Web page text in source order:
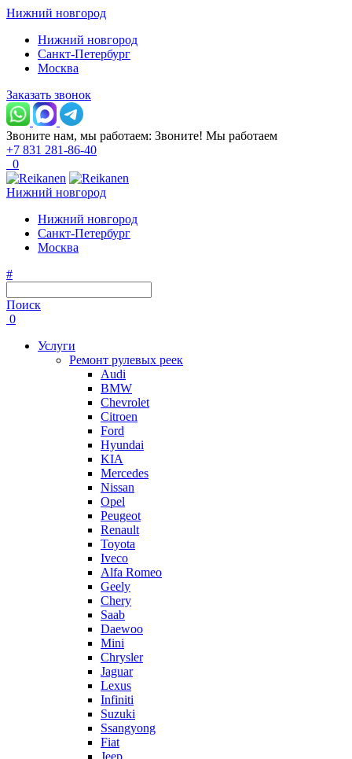
Нижний новгород
Нижний новгород
Санкт-Петербург
Москва
Заказать звонок
Звоните нам, мы работаем: Звоните! Мы работаем
+7 831 281-86-40
0
Нижний новгород
Нижний новгород
Санкт-Петербург
Москва
#
Поиск
0
Услуги
Ремонт рулевых реек
Audi
BMW
Chevrolet
Citroen
Ford
Hyundai
KIA
Mercedes
Nissan
Opel
Peugeot
Renault
Toyota
Iveco
Alfa Romeo
Geely
Chery
Saab
Daewoo
Mini
Chrysler
Jaguar
Lexus
Infiniti
Suzuki
Ssangyong
Fiat
Jeep